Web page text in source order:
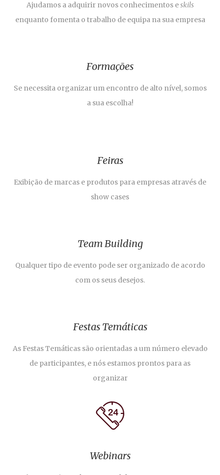
Ajudamos a adquirir novos conhecimentos eskils
enquanto fomenta o trabalho de equipa na sua empresa
Formações
Se necessita organizar um encontro de alto nível, somos
a sua escolha!
Feiras
Exibição de marcas e produtos para empresas através de
show cases
Team Building
Qualquer tipo de evento pode ser organizado de acordo
com os seus desejos.
Festas Temáticas
As Festas Temáticas são orientadas a um número elevado
de participantes, e nós estamos prontos para as
organizar
Webinars